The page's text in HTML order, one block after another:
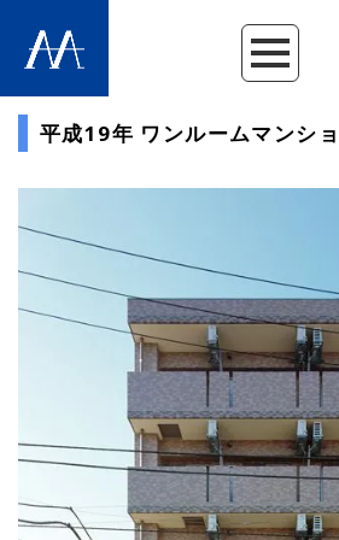
平成19年 ワンルームマンシ